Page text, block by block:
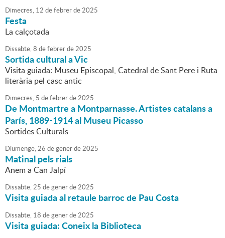
Dimecres, 12 defebrerde2025
Festa
La calçotada
Dissabte,8 defebrerde2025
Sortida cultural a Vic
Visita guiada: Museu Episcopal, Catedral de Sant Pere i Ruta
literària pel casc antic
Dimecres, 5 defebrerde2025
De Montmartre a Montparnasse. Artistes catalans a
París, 1889-1914 al Museu Picasso
Sortides Culturals
Diumenge,26 degenerde2025
Matinal pels rials
Anem a Can Jalpí
Dissabte,25 degenerde2025
Visita guiada al retaule barroc de Pau Costa
Dissabte, 18 degenerde2025
Visita guiada: Coneix la Biblioteca